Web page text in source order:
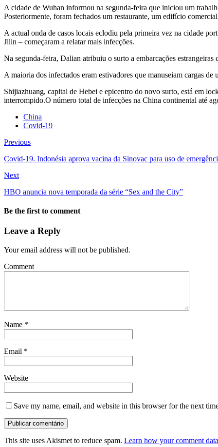
A cidade de Wuhan informou na segunda-feira que iniciou um
Posteriormente, foram fechados um restaurante, um edifício
A actual onda de casos locais eclodiu pela primeira vez na cidade
Jilin – começaram a relatar mais infecções.
Na segunda-feira, Dalian atribuiu o surto a embarcações
A maioria dos infectados eram estivadores que manuseiam cargas
Shijiazhuang, capital de Hebei e epicentro do novo surto, está em
interrompido.O número total de infecções na China continental até
China
Covid-19
Previous
Covid-19. Indonésia aprova vacina da Sinovac para uso de
Next
HBO anuncia nova temporada da série “Sex and the City”
Be the first to comment
Leave a Reply
Your email address will not be published.
Comment
Name *
Email *
Website
Save my name, email, and website in this browser for the next
This site uses Akismet to reduce spam. Learn how your comment